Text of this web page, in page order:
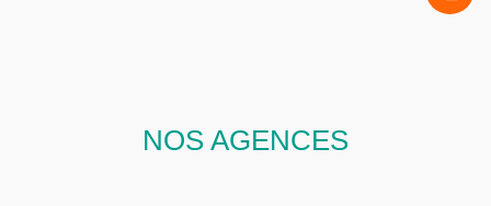
NOS AGENCES